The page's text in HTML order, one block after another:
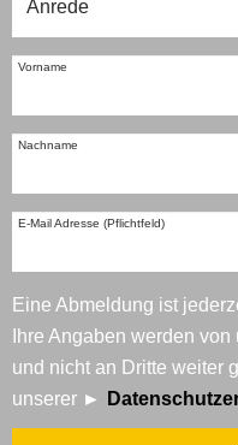
Vorname
Nachname
E-Mail Adresse (Pflichtfeld)
Eine Abmeldung ist
Ihre Angaben werden
und nicht an Dritte weiter
unserer